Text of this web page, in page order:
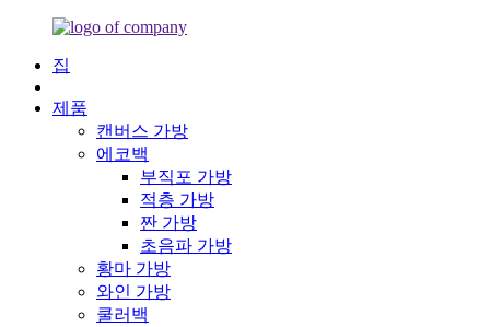
집
제품
캔버스 가방
에코백
부직포 가방
적층 가방
짠 가방
초음파 가방
황마 가방
와인 가방
쿨러백